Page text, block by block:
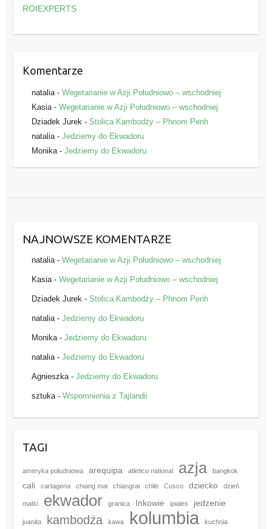
r
e
ROIEXPERTS
Komentarze
natalia- Wegetarianie w Azji Południowo – wschodniej
Kasia- Wegetarianie w Azji Południowo – wschodniej
Dziadek Jurek- Stolica Kambodży – Phnom Penh
natalia- Jedziemy do Ekwadoru
Monika- Jedziemy do Ekwadoru
NAJNOWSZE KOMENTARZE
natalia- Wegetarianie w Azji Południowo – wschodniej
Kasia- Wegetarianie w Azji Południowo – wschodniej
Dziadek Jurek- Stolica Kambodży – Phnom Penh
natalia- Jedziemy do Ekwadoru
Monika- Jedziemy do Ekwadoru
natalia- Jedziemy do Ekwadoru
Agnieszka- Jedziemy do Ekwadoru
sztuka- Wspomnienia z Tajlandii
TAGI
ameryka południowa arequipa atletico national azja bangkok
cali cartagena chiang mai chiangrai chile Cusco dziecko dzień
matki ekwador granica Inkowie ipiales jedzenie
juanita kambodża kawa kolumbia kuchnia